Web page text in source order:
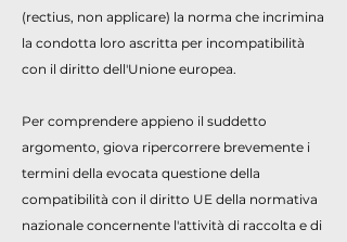
(rectius, non applicare) la norma che incrimina
la condotta loro ascritta per incompatibilità
con il diritto dell'Unione europea.
Per comprendere appieno il suddetto
argomento, giova ripercorrere brevemente i
termini della evocata questione della
compatibilità con il diritto UE della normativa
nazionale concernente l'attività di raccolta e di